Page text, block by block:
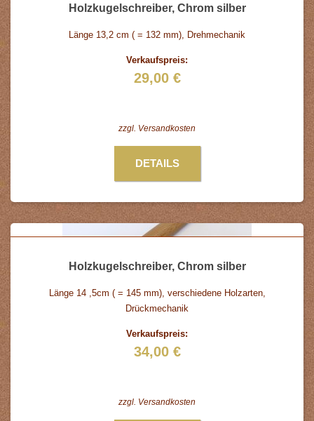
Holzkugelschreiber, Chrom silber
Länge 13,2 cm ( = 132 mm), Drehmechanik
Verkaufspreis:
29,00 €
zzgl. Versandkosten
DETAILS
Holzkugelschreiber, Chrom silber
Länge 14 ,5cm ( = 145 mm), verschiedene Holzarten,
Drückmechanik
Verkaufspreis:
34,00 €
zzgl. Versandkosten